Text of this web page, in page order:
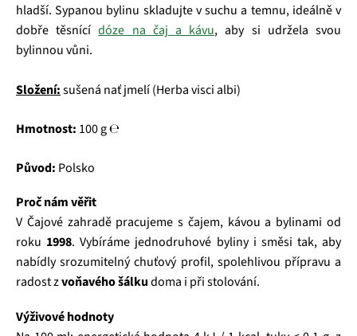
hladší. Sypanou bylinu skladujte v suchu a temnu, ideálně v
dobře těsnícídóze na čaj a kávu, aby si udržela svou
bylinnou vůni.
Složení:sušená nať jmelí (Herba visci albi)
Hmotnost: 100 g ℮
Původ: Polsko
Proč nám věřit
V Čajové zahradě pracujeme s čajem, kávou a bylinami od
roku 1998. Vybíráme jednodruhové byliny i směsi tak, aby
nabídly srozumitelný chuťový profil, spolehlivou přípravu a
radost zvoňavého šálkudoma i při stolování.
Výživové hodnoty